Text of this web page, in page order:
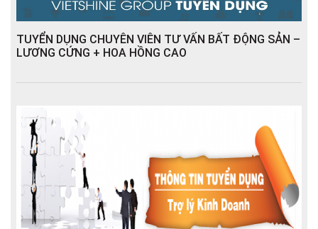
TUYỂN DỤNG CHUYÊN VIÊN TƯ VẤN BẤT ĐỘNG SẢN –
LƯƠNG CỨNG + HOA HỒNG CAO